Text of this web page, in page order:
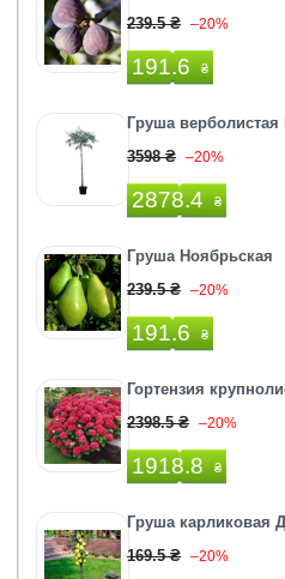
239.5 ₴ –20%
191.6 ₴
Груша
3598 ₴ –20%
2878.4 ₴
Груша Ноябрьская
239.5 ₴ –20%
191.6 ₴
Гортензия
2398.5 ₴ –20%
1918.8 ₴
Груша карликовая
169.5 ₴ –20%